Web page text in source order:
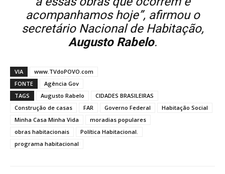
acompanhamos hoje”, afirmou o
secretário Nacional de Habitação,
Augusto Rabelo.
VIA
www.TVdoPOVO.com
FONTE
Agência Gov
TAGS
Augusto Rabelo
CIDADES BRASILEIRAS
Construção de casas
FAR Governo Federal
Habitação Social
Minha Casa Minha Vida
moradias populares
obras habitacionais
Política Habitacional.
programa habitacional